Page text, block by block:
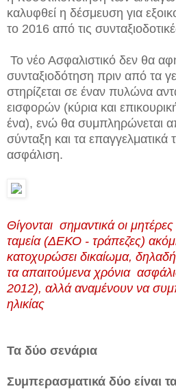
καλυφθεί η δέσμευση για
το 2016 από τις
Το νέο Ασφαλιστικό δεν θα
συνταξιοδότηση πριν από τα
στηρίζεται σε έναν πυλώνα
εισφορών (κύρια και
ένα), ενώ θα συμπληρώνεται
σύνταξη και τα επαγγελματικά
ασφάλιση.
Θίγονται σημαντικά οι
ταμεία (ΔΕΚΟ - τράπεζες)
κατοχυρώσει δικαίωμα,
τα απαιτούμενα χρόνια
2012), αλλά αναμένουν να
ηλικίας
Τα δύο σενάρια
Συμπερασματικά δύο είναι